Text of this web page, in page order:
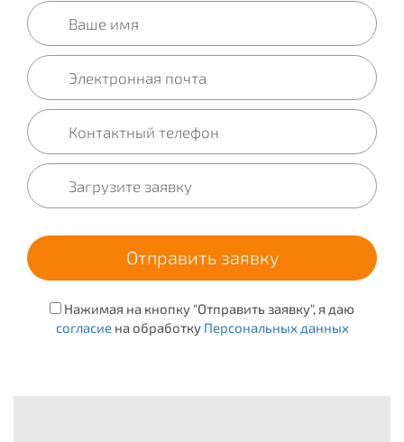
Нажимая на кнопку "Отправить заявку", я даю
согласиена обработку Персональных данных